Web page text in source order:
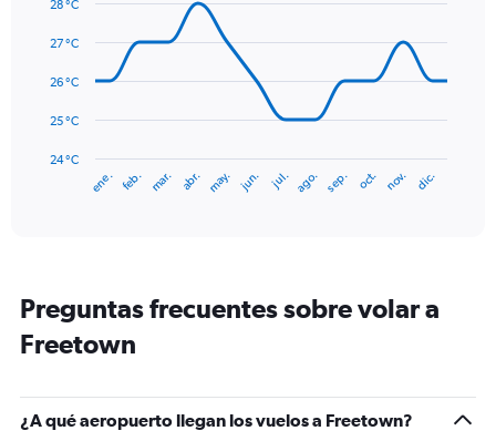
values.
to
chart
14
points.
The
has
14
The
has
1
ene. feb. mar. abr. may. jun. jul. ago. sep. oct. nov. dic.
24 °C
25 °C
26 °C
27 °C
28 °C
Preguntas frecuentes sobre volar a
Freetown
¿A qué aeropuerto llegan los vuelos a Freetown?